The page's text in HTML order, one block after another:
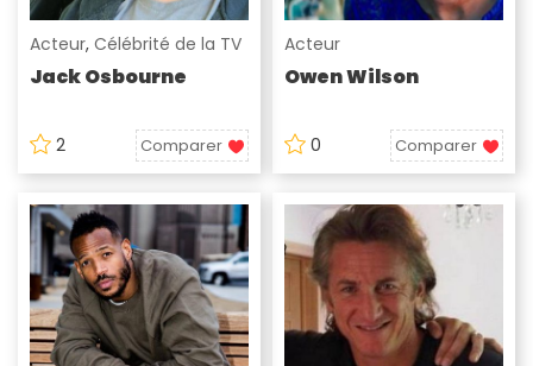
Acteur, Célébrité de la TV
Jack Osbourne
2 Comparer
Acteur
Owen Wilson
0 Comparer